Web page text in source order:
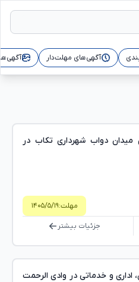
آگهی‌های مهلت‌دار
میدان دواب شهرداری تکاب در
مهلت:۱۴۰۵/۵/۱۹
جزئیات بیشتر
اداری و خدماتی در وادی الرحمت